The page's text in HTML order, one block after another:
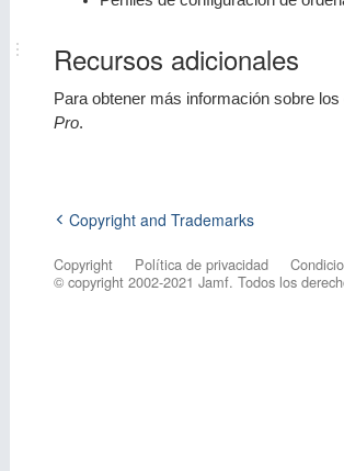
Recursos adicionales
Para obtener más información sobre
Pro.
Copyright and Trademarks
Copyright Política de privacidad
© copyright 2002-2021 Jamf. Todos los